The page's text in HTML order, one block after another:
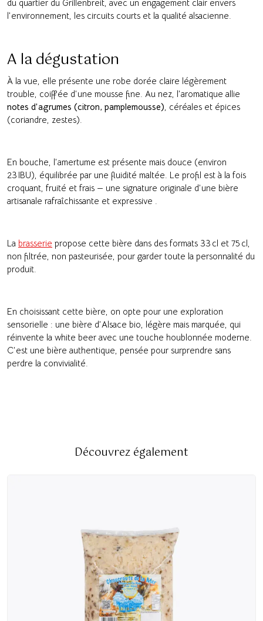
du quartier du Grillenbreit, avec un engagement clair envers
l’environnement, les circuits courts et la qualité alsacienne.
A la dégustation
À la vue, elle présente une robe dorée claire légèrement
trouble, coiffée d’une mousse fine. Au nez, l’aromatique allie
notes d’agrumes (citron, pamplemousse) , céréales et épices
(coriandre, zestes).
En bouche, l’amertume est présente mais douce (environ
23 IBU), équilibrée par une fluidité maltée. Le profil est à la fois
croquant, fruité et frais — une signature originale d’une bière
artisanale rafraîchissante et expressive
La brasserie propose cette bière dans des formats 33 cl et 75 cl,
non filtrée, non pasteurisée, pour garder toute la personnalité du
produit.
En choisissant cette bière, on opte pour une exploration
sensorielle : une bière d’Alsace bio, légère mais marquée, qui
réinvente la white beer avec une touche houblonnée moderne.
C’est une bière authentique, pensée pour surprendre sans
perdre la convivialité.
Découvrez également